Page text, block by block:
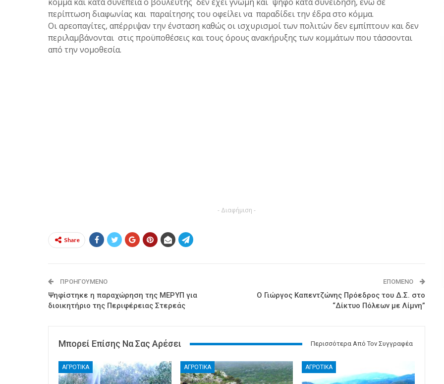
περίπτωση διαφωνίας και παραίτησης του οφείλει να παραδίδει την έδρα στο κόμμα.
Οι αρεοπαγίτες, απέρριψαν την ένσταση καθώς οι ισχυρισμοί των πολιτών δεν εμπίπτουν και δεν
περιλαμβάνονται στις προϋποθέσεις και τους όρους ανακήρυξης των κομμάτων που τάσσονται
από την νομοθεσία.
- Διαφήμιση -
Share
ΠΡΟΗΓΟΎΜΕΝΟ
Ψηφίστηκε η παραχώρηση της ΜΕΡΥΠ για
διοικητήριο της Περιφέρειας Στερεάς
ΕΠΌΜΕΝΟ
Ο Γιώργος Καπεντζώνης Πρόεδρος του Δ.Σ. στο
“Δίκτυο Πόλεων με Λίμνη”
Μπορεί Επίσης Να Σας Αρέσει Περισσότερα Από Τον Συγγραφέα
ΑΓΡΟΤΙΚΑ ΑΓΡΟΤΙΚΑ ΑΓΡΟΤΙΚΑ